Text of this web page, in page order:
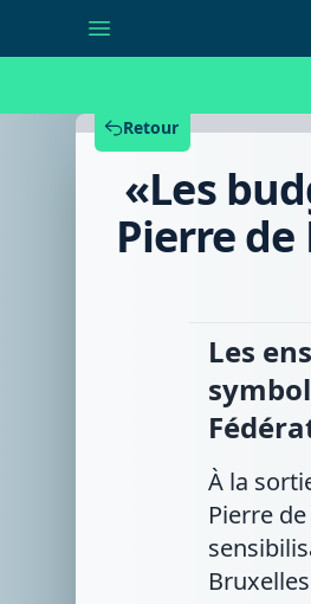
Retour
«Les
Pierre
Les
À la
Pierre